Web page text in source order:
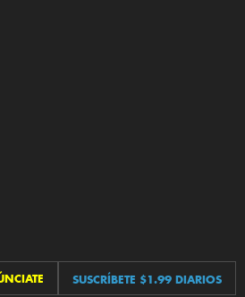
SUSCRÍBETE $1.99 DIARIOS